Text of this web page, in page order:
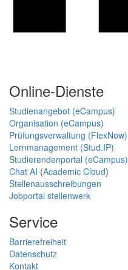
Online-Dienste
Studienangebot (eCampus)
Organisation (eCampus)
Prüfungsverwaltung (FlexNow)
Lernmanagement (Stud.IP)
Studierendenportal (eCampus)
Chat AI (Academic Cloud)
Stellenausschreibungen
Jobportal stellenwerk
Service
Barrierefreiheit
Datenschutz
Kontakt